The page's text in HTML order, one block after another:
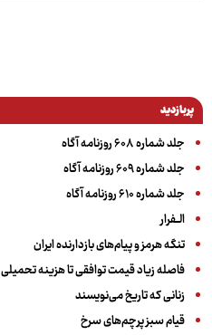
پربازدید
جلد شماره ۶۰۸ روزنامه آگاه
جلد شماره ۶۰۹ روزنامه آگاه
جلد شماره ۶۱۰ روزنامه آگاه
الــفرار
تنگه هرمز و پیام‌های بازدارنده ایران
فاصله زیاد قیمت توافقی تا هزینه تحمیلی
زنانی که تاریخ می‌نویسند
قیام سبز پرچم‌های سرخ